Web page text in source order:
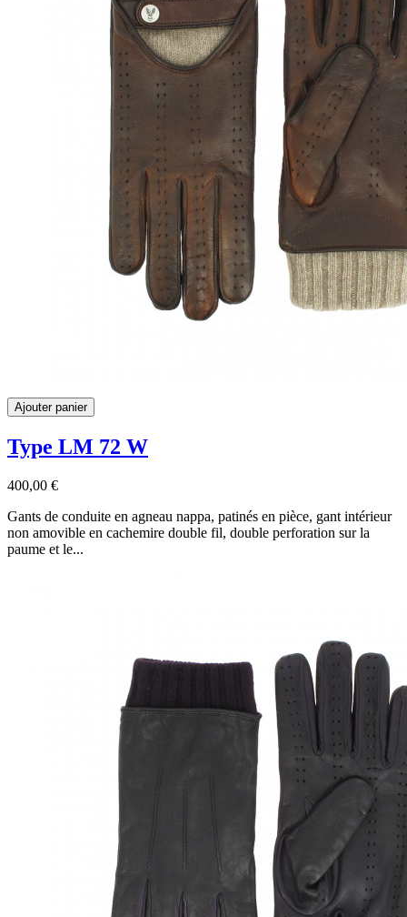
Ajouter panier
Type LM 72 W
400,00 €
Gants de conduite en agneau nappa, patinés en pièce, gant intérieur
non amovible en cachemire double fil, double perforation sur la
paume et le...